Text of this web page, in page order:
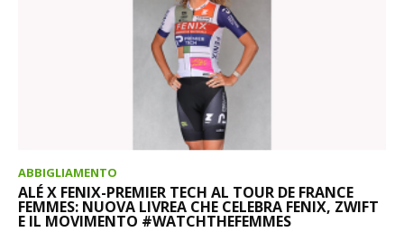
ABBIGLIAMENTO
ALÉ X FENIX-PREMIER TECH AL TOUR DE FRANCE
FEMMES: NUOVA LIVREA CHE CELEBRA FENIX, ZWIFT
E IL MOVIMENTO #WATCHTHEFEMMES